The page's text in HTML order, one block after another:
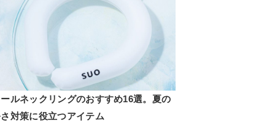
ルネックリングのおすすめ16選。夏の
対策に役立つアイテム